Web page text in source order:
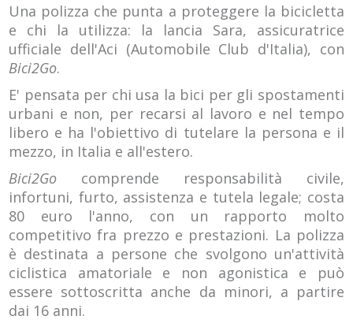
Una polizza che punta a proteggere la bicicletta
e chi la utilizza: la lancia Sara, assicuratrice
ufficiale dell'Aci (Automobile Club d'Italia), con
Bici2Go.
E' pensata per chi usa la bici per gli spostamenti
urbani e non, per recarsi al lavoro e nel tempo
libero e ha l'obiettivo di tutelare la persona e il
mezzo, in Italia e all'estero.
Bici2Go comprende responsabilità civile,
infortuni, furto, assistenza e tutela legale; costa
80 euro l'anno, con un rapporto molto
competitivo fra prezzo e prestazioni. La polizza
è destinata a persone che svolgono un'attività
ciclistica amatoriale e non agonistica e può
essere sottoscritta anche da minori, a partire
dai 16 anni.